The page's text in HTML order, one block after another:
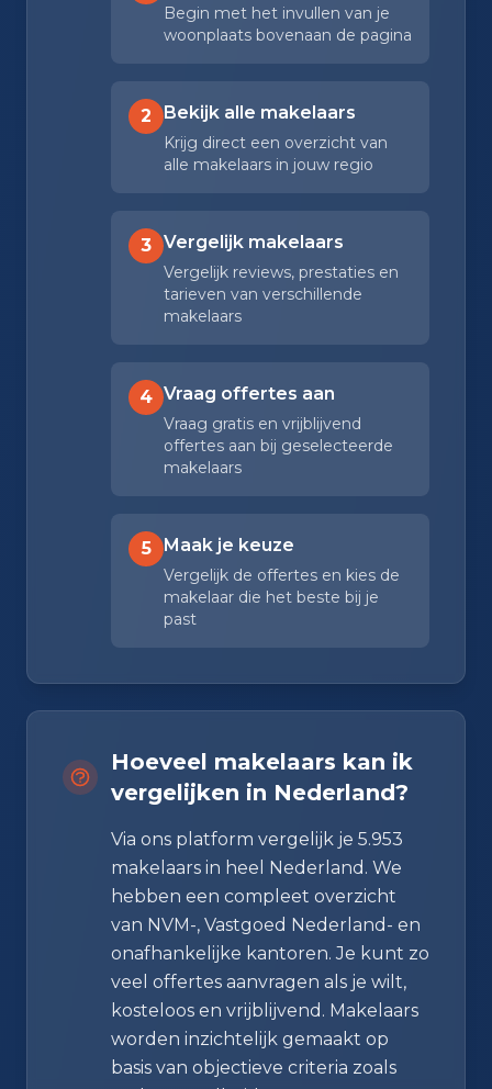
Begin met het invullen van je
woonplaats bovenaan de pagina
2 Bekijk alle makelaars
Krijg direct een overzicht van
alle makelaars in jouw regio
3 Vergelijk makelaars
Vergelijk reviews, prestaties en
tarieven van verschillende
makelaars
4 Vraag offertes aan
Vraag gratis en vrijblijvend
offertes aan bij geselecteerde
makelaars
5 Maak je keuze
Vergelijk de offertes en kies de
makelaar die het beste bij je
past
Hoeveel makelaars kan ik
vergelijken in Nederland?
Via ons platform vergelijk je 5.953
makelaars in heel Nederland. We
hebben een compleet overzicht
van NVM-, Vastgoed Nederland- en
onafhankelijke kantoren. Je kunt zo
veel offertes aanvragen als je wilt,
kosteloos en vrijblijvend. Makelaars
worden inzichtelijk gemaakt op
basis van objectieve criteria zoals